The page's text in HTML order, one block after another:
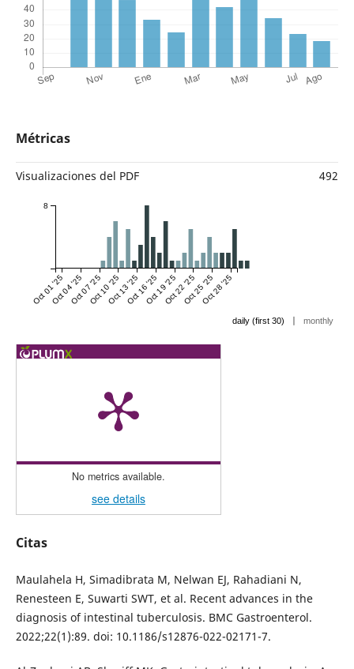
Métricas
Visualizaciones del PDF 492
Oct 01 '25Oct 04 '25Oct 07 '25Oct 10 '25Oct 13 '25Oct 16 '25Oct 19 '25Oct 22 '25Oct 25 '25Oct 28 '25
8
daily (first 30) | monthly
No metrics available.
see details
Citas
Maulahela H, Simadibrata M, Nelwan EJ, Rahadiani N,
Renesteen E, Suwarti SWT, et al. Recent advances in the
diagnosis of intestinal tuberculosis. BMC Gastroenterol.
2022;22(1):89. doi: 10.1186/s12876-022-02171-7.